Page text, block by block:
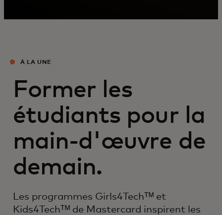
À LA UNE
Former les
étudiants pour la
main-d'œuvre de
demain.
Les programmes Girls4Techᵀᴹ et
Kids4Techᵀᴹ de Mastercard inspirent les